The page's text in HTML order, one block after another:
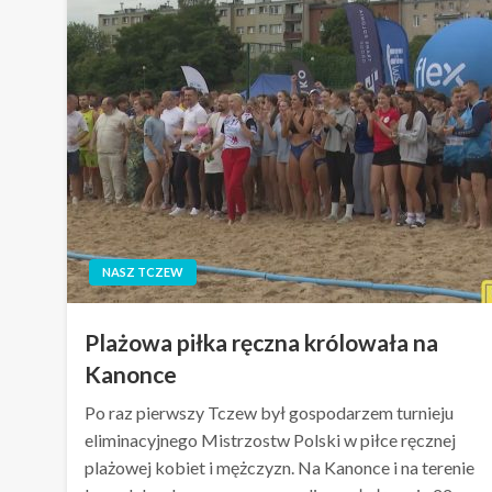
NASZ TCZEW
Plażowa piłka ręczna królowała na
Kanonce
Po raz pierwszy Tczew był gospodarzem turnieju
eliminacyjnego Mistrzostw Polski w piłce ręcznej
plażowej kobiet i mężczyzn. Na Kanonce i na terenie